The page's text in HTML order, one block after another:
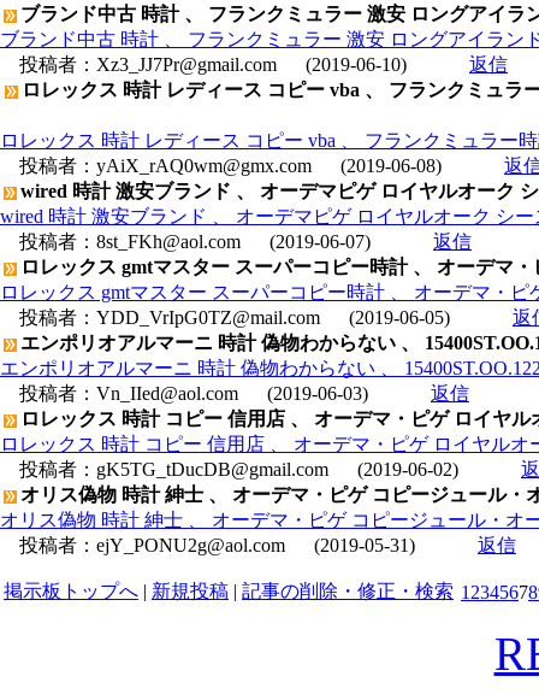
ブランド中古 時計 、 フランクミュラー 激安 ロングアイ
ブランド中古 時計 、 フランクミュラー 激安 ロングアイラン
投稿者： Xz3_JJ7Pr@gmail.com (2019-06-10)
返信
ロレックス 時計 レディース コピー vba 、 フランクミュ
ロレックス 時計 レディース コピー vba 、 フランクミュラー
投稿者： yAiX_rAQ0wm@gmx.com (2019-06-08)
返
wired 時計 激安ブランド 、 オーデマピゲ ロイヤルオーク
wired 時計 激安ブランド 、 オーデマピゲ ロイヤルオーク シ
投稿者： 8st_FKh@aol.com (2019-06-07)
返信
ロレックス gmtマスター スーパーコピー時計 、 オーデマ
ロレックス gmtマスター スーパーコピー時計 、 オーデマ・
投稿者： YDD_VrIpG0TZ@mail.com (2019-06-05)
返
エンポリオアルマーニ 時計 偽物わからない 、
エンポリオアルマーニ 時計 偽物わからない 、
投稿者： Vn_IIed@aol.com (2019-06-03)
返信
ロレックス 時計 コピー 信用店 、 オーデマ・ピゲ ロイヤ
ロレックス 時計 コピー 信用店 、 オーデマ・ピゲ ロイヤル
投稿者： gK5TG_tDucDB@gmail.com (2019-06-02)
オリス偽物 時計 紳士 、 オーデマ・ピゲ コピージュール・
オリス偽物 時計 紳士 、 オーデマ・ピゲ コピージュール・オ
投稿者： ejY_PONU2g@aol.com (2019-05-31) 返信
掲示板トップへ | 新規投稿 | 記事の削除・修正・検索 1 2345678